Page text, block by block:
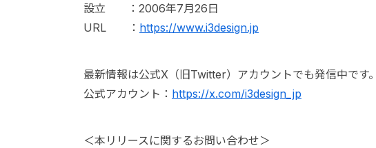
設立 ：2006年7月26日
URL ： https://www.i3design.jp
最新情報は公式X（旧Twitter）アカウントでも発信中です。
公式アカウント： https://x.com/i3design_jp
＜本リリースに関するお問い合わせ＞